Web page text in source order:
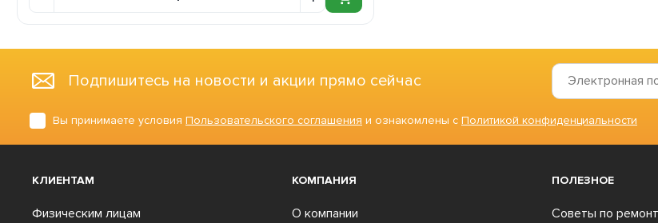
Подпишитесь на новости и акции прямо сейчас
Вы принимаете условия Пользовательского соглашения и ознакомлены с Политикой конфиденциальности
КЛИЕНТАМ
Физическим лицам
КОМПАНИЯ
О компании
ПОЛЕЗНОЕ
Советы по